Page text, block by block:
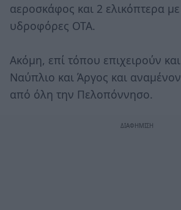
αεροσκάφος και 2 ελικόπτερα
υδροφόρες ΟΤΑ.
Ακόμη, επί τόπου επιχειρούν
Ναύπλιο και Άργος και
από όλη την Πελοπόννησο.